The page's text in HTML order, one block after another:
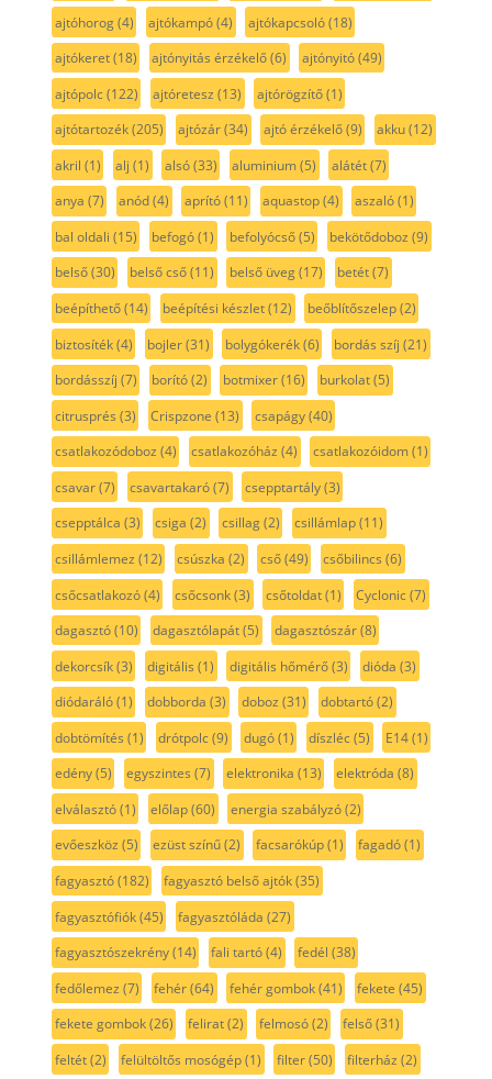
ajtóhorog(4) ajtókampó(4) ajtókapcsoló(18)
ajtókeret(18) ajtónyitás érzékelő(6) ajtónyitó(49)
ajtópolc(122) ajtóretesz (13) ajtórögzítő(1)
ajtótartozék(205) ajtózár(34) ajtó érzékelő(9) akku(12)
akril (1) alj (1) alsó(33) aluminium(5) alátét(7)
anya (7) anód(4) aprító(11) aquastop(4) aszaló(1)
bal oldali (15) befogó(1) befolyócső(5) bekötődoboz (9)
belső(30) belső cső(11) belső üveg(17) betét(7)
beépíthető(14) beépítési készlet(12) beőblítőszelep(2)
biztosíték(4) bojler(31) bolygókerék(6) bordás szíj (21)
bordásszíj (7) borító(2) botmixer(16) burkolat(5)
citrusprés (3) Crispzone (13) csapágy(40)
csatlakozódoboz (4) csatlakozóház (4) csatlakozóidom(1)
csavar(7) csavartakaró(7) csepptartály(3)
csepptálca (3) csiga (2) csillag(2) csillámlap(11)
csillámlemez (12) csúszka (2) cső(49) csőbilincs (6)
csőcsatlakozó(4) csőcsonk(3) csőtoldat(1) Cyclonic(7)
dagasztó(10) dagasztólapát(5) dagasztószár(8)
dekorcsík(3) digitális (1) digitális hőmérő(3) dióda (3)
diódaráló(1) dobborda (3) doboz (31) dobtartó(2)
dobtömítés (1) drótpolc(9) dugó(1) díszléc(5) E14(1)
edény(5) egyszintes (7) elektronika (13) elektróda (8)
elválasztó(1) előlap(60) energia szabályzó(2)
evőeszköz (5) ezüst színű(2) facsarókúp(1) fagadó(1)
fagyasztó(182) fagyasztó belső ajtók(35)
fagyasztófiók(45) fagyasztóláda (27)
fagyasztószekrény(14) fali tartó(4) fedél (38)
fedőlemez (7) fehér(64) fehér gombok(41) fekete (45)
fekete gombok(26) felirat(2) felmosó(2) felső(31)
feltét(2) felültöltős mosógép(1) filter(50) filterház (2)